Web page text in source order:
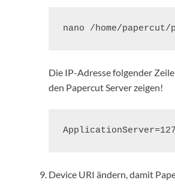
nano /home/
Die IP-Adresse folgender
den Papercut Server zeigen!
Device URI ändern, damit